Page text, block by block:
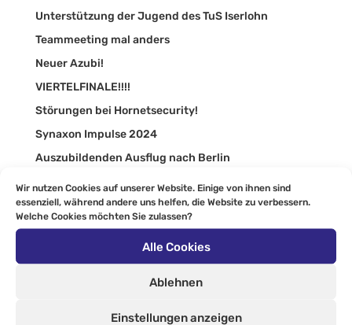
Wir nutzen Cookies auf unserer Website. Einige von ihnen sind
essenziell, während andere uns helfen, die Website zu verbessern.
Welche Cookies möchten Sie zulassen?
Alle Cookies
Ablehnen
Einstellungen anzeigen
Unterstützung der Jugend des TuS Iserlohn
Teammeeting mal anders
Neuer Azubi!
VIERTELFINALE!!!!
Störungen bei Hornetsecurity!
Synaxon Impulse 2024
Auszubildenden Ausflug nach Berlin
Moderner Arbeitsplatz
Dead by Upgrade
Menden Helau!
Wir lieben unser Sauerland!
Moderne Unternehmenskommunikation
dem aktuellen Stand der Technik